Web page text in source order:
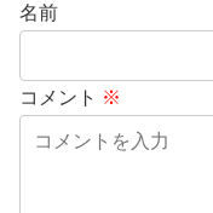
名前
コメント ※